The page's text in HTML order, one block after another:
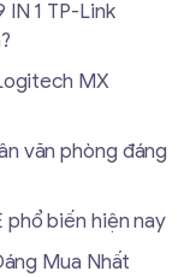
1 TP-Link
MX
văn phòng đáng
phổ biến hiện nay
Mua Nhất